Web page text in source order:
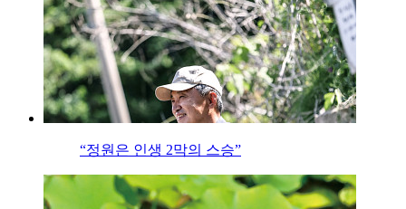
“정원은 인생 2막의 스승”